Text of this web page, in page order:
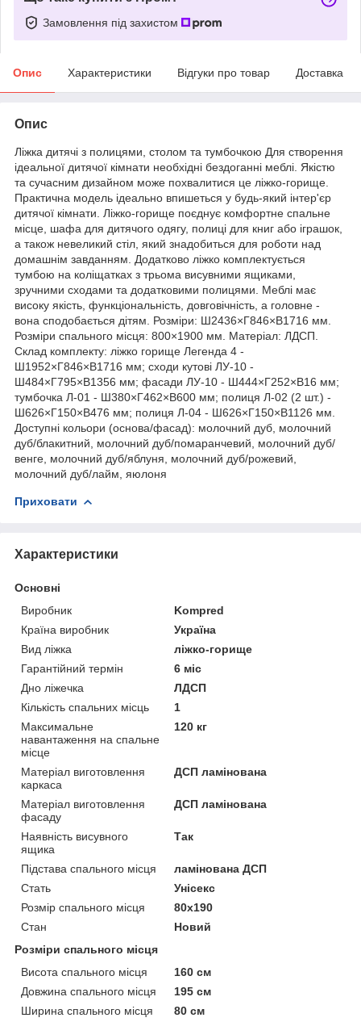
Замовлення під захистом
Опис Характеристики Відгуки про товар Доставка
Опис
Ліжка дитячі з полицями, столом та тумбочкою Для створення
ідеальної дитячої кімнати необхідні бездоганні меблі. Якістю
та сучасним дизайном може похвалитися це ліжко-горище.
Практична модель ідеально впишеться у будь-який інтер'єр
дитячої кімнати. Ліжко-горище поєднує комфортне спальне
місце, шафа для дитячого одягу, полиці для книг або іграшок,
а також невеликий стіл, який знадобиться для роботи над
домашнім завданням. Додатково ліжко комплектується
тумбою на коліщатках з трьома висувними ящиками,
зручними сходами та додатковими полицями. Меблі має
високу якість, функціональність, довговічність, а головне -
вона сподобається дітям. Розміри: Ш2436×Г846×В1716 мм.
Розміри спального місця: 800×1900 мм. Матеріал: ЛДСП.
Склад комплекту: ліжко горище Легенда 4 -
Ш1952×Г846×В1716 мм; сходи кутові ЛУ-10 -
Ш484×Г795×В1356 мм; фасади ЛУ-10 - Ш444×Г252×В16 мм;
тумбочка Л-01 - Ш380×Г462×В600 мм; полиця Л-02 (2 шт.) -
Ш626×Г150×В476 мм; полиця Л-04 - Ш626×Г150×В1126 мм.
Доступні кольори (основа/фасад): молочний дуб, молочний
дуб/блакитний, молочний дуб/помаранчевий, молочний дуб/
венге, молочний дуб/яблуня, молочний дуб/рожевий,
молочний дуб/лайм, яюлоня
Приховати
Характеристики
Основні
Виробник
Kompred
Країна виробник
Україна
Вид ліжка
ліжко-горище
Гарантійний термін
6 міс
Дно ліжечка
ЛДСП
Кількість спальних місць
1
Максимальне
навантаження на спальне
місце
120 кг
Матеріал виготовлення
каркаса
ДСП ламінована
Матеріал виготовлення
фасаду
ДСП ламінована
Наявність висувного
ящика
Так
Підстава спального місця
ламінована ДСП
Стать
Унісекс
Розмір спального місця
80х190
Стан
Новий
Розміри спального місця
Висота спального місця
160 см
Довжина спального місця
195 см
Ширина спального місця
80 см